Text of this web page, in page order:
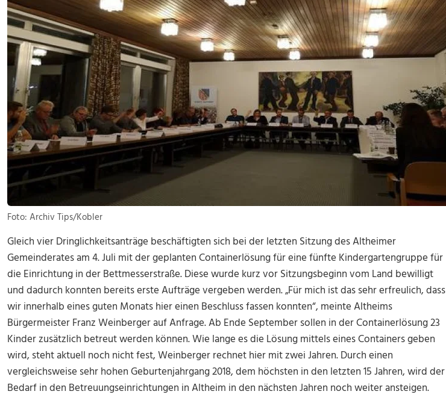
Foto: Archiv Tips/Kobler
Gleich vier Dringlichkeitsanträge beschäftigten sich bei der letzten Sitzung des Altheimer
Gemeinderates am 4. Juli mit der geplanten Containerlösung für eine fünfte Kindergartengruppe für
die Einrichtung in der Bettmesserstraße. Diese wurde kurz vor Sitzungsbeginn vom Land bewilligt
und dadurch konnten bereits erste Aufträge vergeben werden. „Für mich ist das sehr erfreulich, dass
wir innerhalb eines guten Monats hier einen Beschluss fassen konnten“, meinte Altheims
Bürgermeister Franz Weinberger auf Anfrage. Ab Ende September sollen in der Containerlösung 23
Kinder zusätzlich betreut werden können. Wie lange es die Lösung mittels eines Containers geben
wird, steht aktuell noch nicht fest, Weinberger rechnet hier mit zwei Jahren. Durch einen
vergleichsweise sehr hohen Geburtenjahrgang 2018, dem höchsten in den letzten 15 Jahren, wird der
Bedarf in den Betreuungseinrichtungen in Altheim in den nächsten Jahren noch weiter ansteigen.